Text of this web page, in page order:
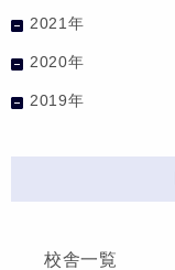
2021年
2020年
2019年
校舎一覧